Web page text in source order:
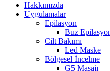
Hakkımızda
Uygulamalar
Epilasyon
Buz
Cilt Bakımı
Led Maske
Bölgesel İncelme
G5 Masajı